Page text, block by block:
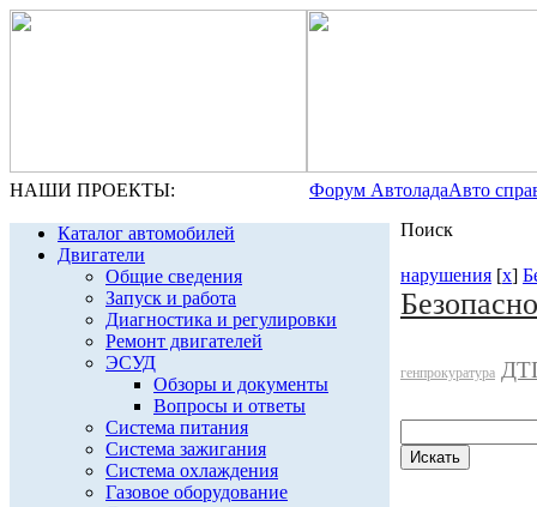
НАШИ ПРОЕКТЫ: Форум АвтоладаАвто
Каталог автомобилей
Двигатели
Общие сведения
Запуск и работа
Диагностика и регулировки
Ремонт двигателей
ЭСУД
Обзоры и документы
Вопросы и ответы
Система питания
Система зажигания
Система охлаждения
Газовое оборудование
Поиск
нарушения [x]
генпрокуратура